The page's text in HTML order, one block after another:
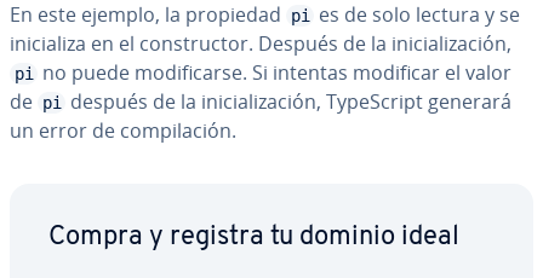
En este ejemplo, la propiedad pi
es de solo lectura y se
ini­cia­li­za en el co­n­s­tru­c­tor. Después de la ini­cia­li­za­ción,
pi
no puede mo­di­fi­car­se. Si intentas modificar el valor
de pi
después de la ini­cia­li­za­ción, Ty­pe­S­cri­pt generará
un error de co­m­pi­la­ción.
Compra y registra tu dominio ideal